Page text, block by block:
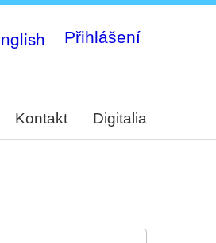
Přihlášení
Kontakt Digitalia